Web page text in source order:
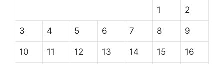
1 2
3 4 5 6 7 8 9
10 11 12 13 14 15 16